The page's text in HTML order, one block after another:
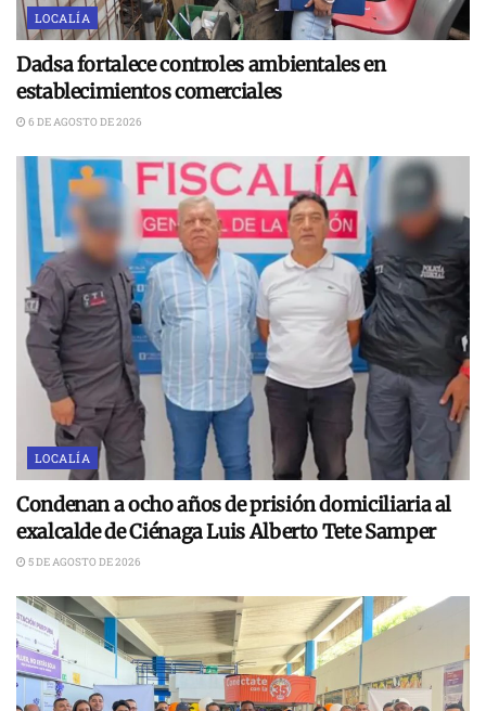
LOCALÍA
Dadsa fortalece controles ambientales en
establecimientos comerciales
6 DE AGOSTO DE 2026
LOCALÍA
Condenan a ocho años de prisión domiciliaria al
exalcalde de Ciénaga Luis Alberto Tete Samper
5 DE AGOSTO DE 2026